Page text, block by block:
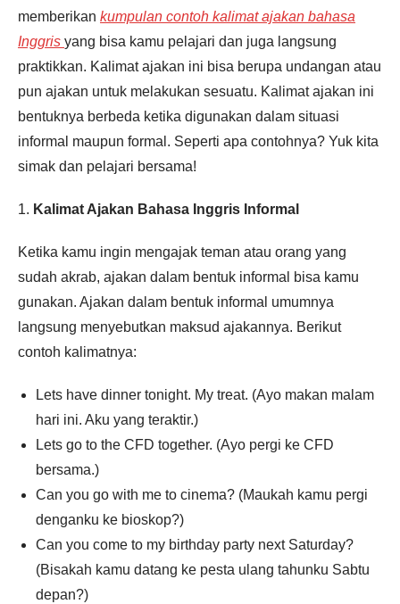
memberikan kumpulan contoh kalimat ajakan bahasa
Inggris yang bisa kamu pelajari dan juga langsung
praktikkan. Kalimat ajakan ini bisa berupa undangan atau
pun ajakan untuk melakukan sesuatu. Kalimat ajakan ini
bentuknya berbeda ketika digunakan dalam situasi
informal maupun formal. Seperti apa contohnya? Yuk kita
simak dan pelajari bersama!
1. Kalimat Ajakan Bahasa Inggris Informal
Ketika kamu ingin mengajak teman atau orang yang
sudah akrab, ajakan dalam bentuk informal bisa kamu
gunakan. Ajakan dalam bentuk informal umumnya
langsung menyebutkan maksud ajakannya. Berikut
contoh kalimatnya:
Lets have dinner tonight. My treat. (Ayo makan malam
hari ini. Aku yang teraktir.)
Lets go to the CFD together. (Ayo pergi ke CFD
bersama.)
Can you go with me to cinema? (Maukah kamu pergi
denganku ke bioskop?)
Can you come to my birthday party next Saturday?
(Bisakah kamu datang ke pesta ulang tahunku Sabtu
depan?)
yang lalu.